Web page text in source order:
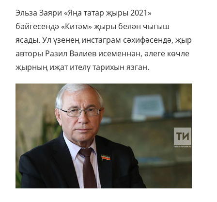
Эльза Заяри «Яңа татар җыры 2021»
бәйгесендә «Китәм» җыры белән чыгыш
ясады. Ул үзенең инстаграм сәхифәсендә, җыр
авторы Разил Вәлиев исеменнән, әлеге көчле
җырның иҗат ителү тарихын язган.